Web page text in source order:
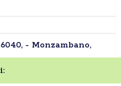
- Monzambano,